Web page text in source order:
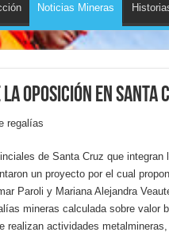
Noticias Mineras
oposición en Santa
regalías
de Santa Cruz que
un proyecto por el cual
Paroli y Mariana Alejandra
mineras calculada sobre valor
realizan actividades